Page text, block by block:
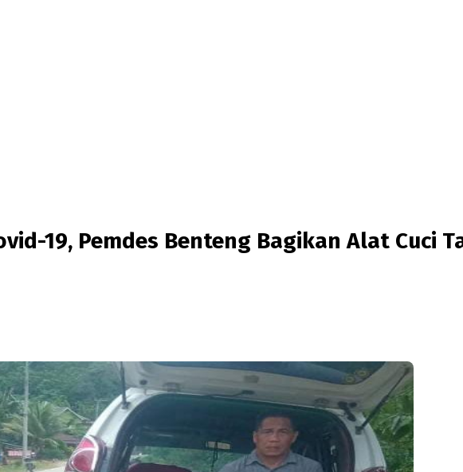
19, Pemdes Benteng Bagikan Alat Cuci